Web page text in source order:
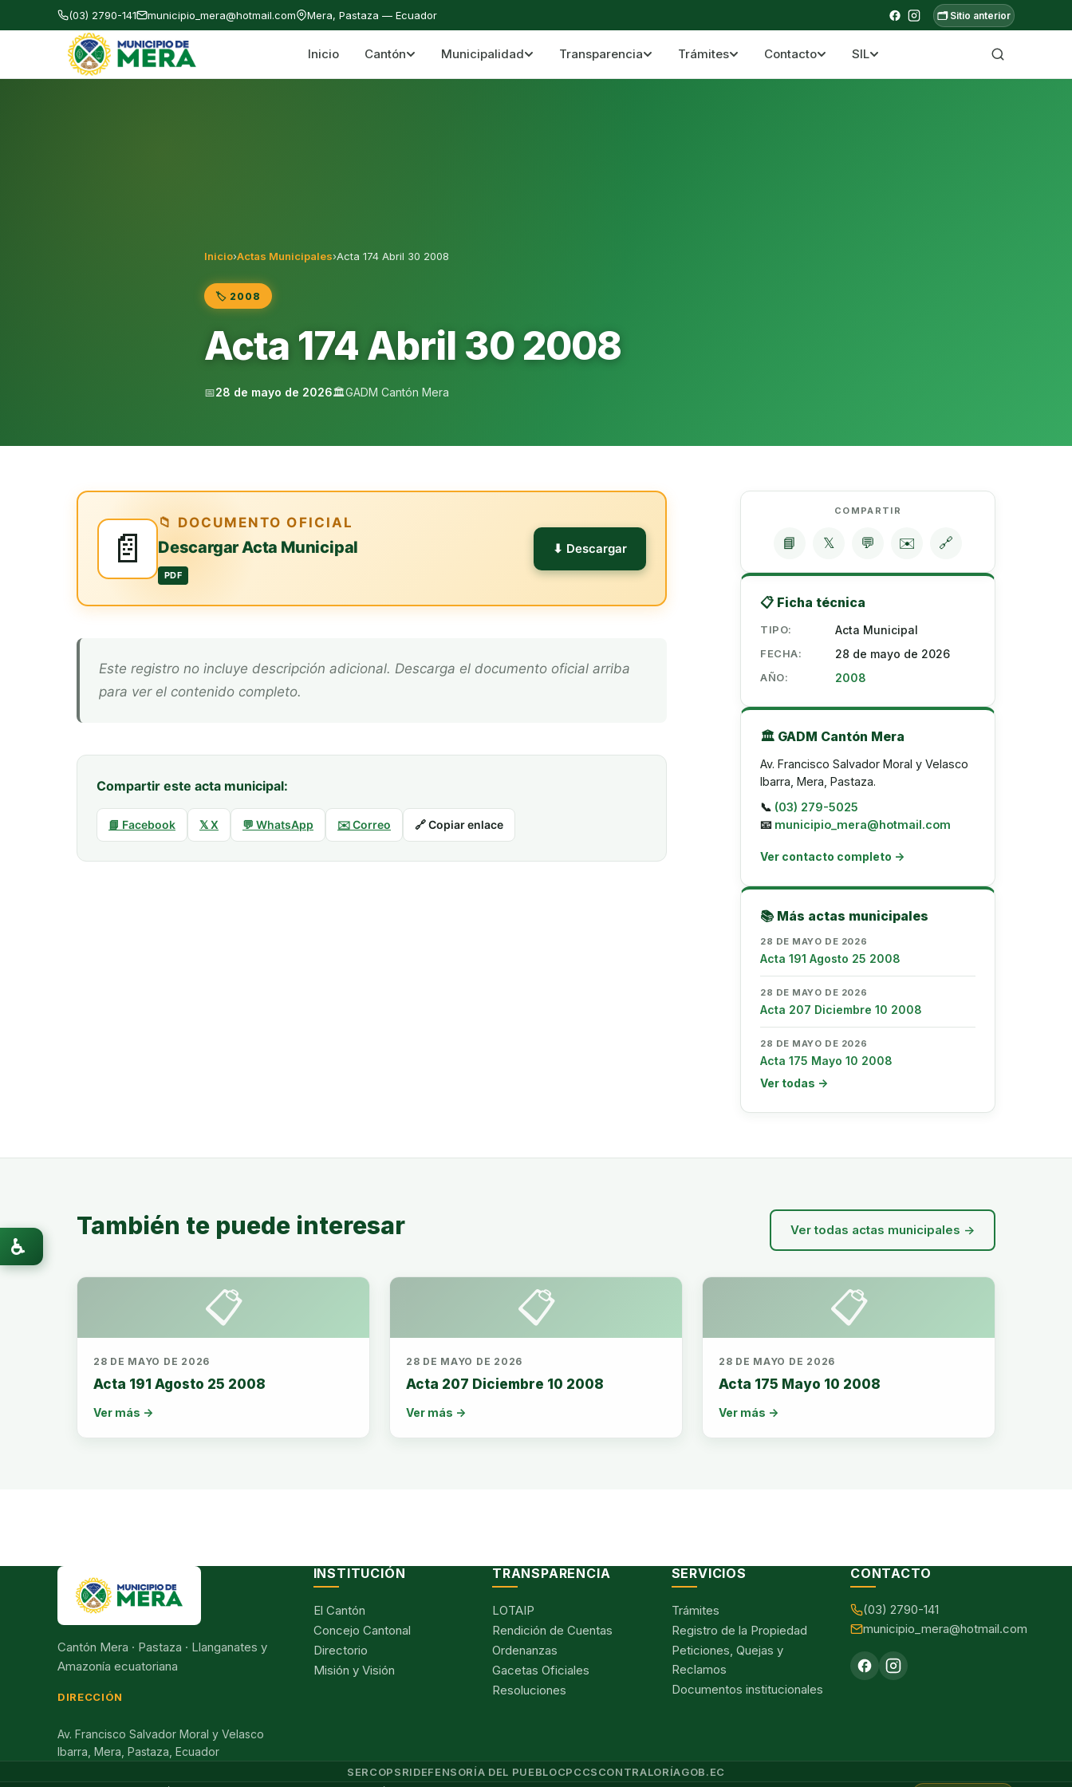
(03) 2790-141 municipio_mera@hotmail.com Mera, Pastaza — Ecuador 🗂️ Sitio anterior
Gobierno Autónomo Descentralizado Municipal del Cantón Mera Cantón Mera · Pastaza · Llanganates y Amazonía ecuatoriana
Inicio Cantón Municipalidad Transparencia Trámites Contacto SIL
Inicio›Actas Municipales›Acta 174 Abril 30 2008
🏷️ 2008
Acta 174 Abril 30 2008
📅28 de mayo de 2026🏛️GADM Cantón Mera
📄
📁 DOCUMENTO OFICIAL
Descargar Acta Municipal
PDF
⬇ Descargar
Este registro no incluye descripción adicional. Descarga el documento oficial arriba
para ver el contenido completo.
Compartir este acta municipal:
📘 Facebook 𝕏 X 💬 WhatsApp ✉️ Correo 🔗 Copiar enlace
COMPARTIR
📘 𝕏 💬 ✉️ 🔗
📋 Ficha técnica
TIPO: Acta Municipal
FECHA: 28 de mayo de 2026
AÑO: 2008
🏛️ GADM Cantón Mera
Av. Francisco Salvador Moral y Velasco
Ibarra, Mera, Pastaza.
📞 (03) 279-5025
📧 municipio_mera@hotmail.com
Ver contacto completo →
📚 Más actas municipales
28 DE MAYO DE 2026
Acta 191 Agosto 25 2008
28 DE MAYO DE 2026
Acta 207 Diciembre 10 2008
28 DE MAYO DE 2026
Acta 175 Mayo 10 2008
Ver todas →
También te puede interesar Ver todas actas municipales →
📋
28 DE MAYO DE 2026
Acta 191 Agosto 25 2008
Ver más →
📋
28 DE MAYO DE 2026
Acta 207 Diciembre 10 2008
Ver más →
📋
28 DE MAYO DE 2026
Acta 175 Mayo 10 2008
Ver más →
Cantón Mera · Pastaza · Llanganates y
Amazonía ecuatoriana
DIRECCIÓN
Av. Francisco Salvador Moral y Velasco
Ibarra, Mera, Pastaza, Ecuador
INSTITUCIÓN
El Cantón
Concejo Cantonal
Directorio
Misión y Visión
TRANSPARENCIA
LOTAIP
Rendición de Cuentas
Ordenanzas
Gacetas Oficiales
Resoluciones
SERVICIOS
Trámites
Registro de la Propiedad
Peticiones, Quejas y
Reclamos
Documentos institucionales
CONTACTO
(03) 2790-141
municipio_mera@hotmail.com
SERCOPSRIDEFENSORÍA DEL PUEBLOCPCCSCONTRALORÍAGOB.EC
♿